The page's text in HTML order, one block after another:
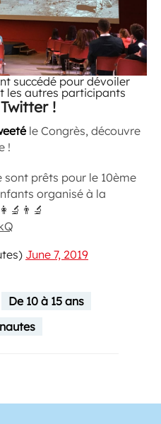
succédé pour dévoiler
les autres participants
!
le Congrès, découvre
!
sont prêts pour le 10ème
organisé à la
June 7, 2019
De 10 à 15 ans